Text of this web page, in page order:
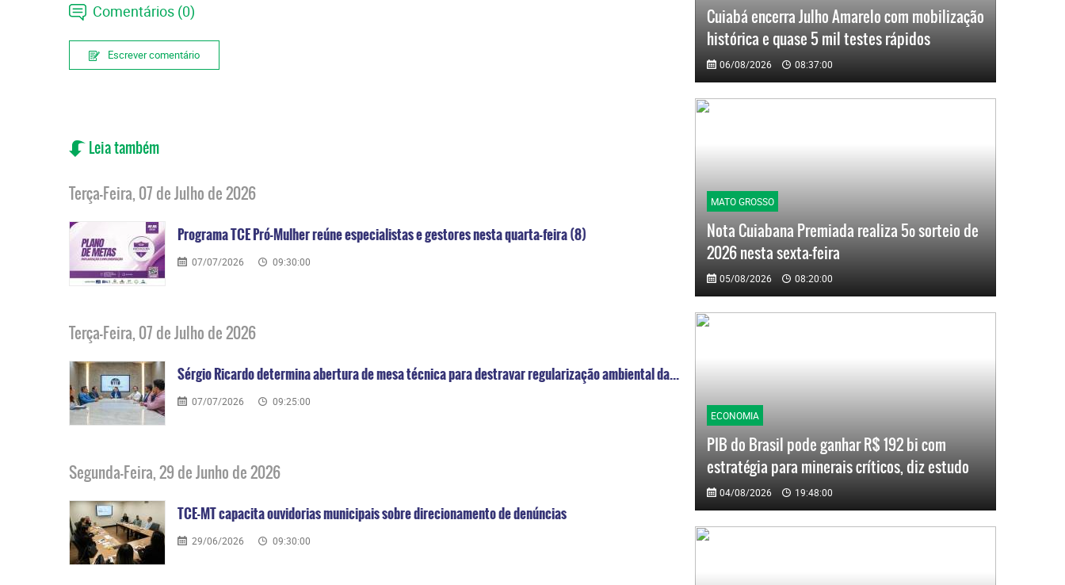
Comentários (0)
Escrever comentário
Leia também
Terça-Feira, 07 de Julho de 2026
Programa TCE Pró-Mulher reúne especialistas e gestores nesta quarta-feira (8)
07/07/2026 09:30:00
Terça-Feira, 07 de Julho de 2026
Sérgio Ricardo determina abertura de mesa técnica para destravar regularização ambiental da...
07/07/2026 09:25:00
Segunda-Feira, 29 de Junho de 2026
TCE-MT capacita ouvidorias municipais sobre direcionamento de denúncias
29/06/2026 09:30:00
Cuiabá encerra Julho Amarelo com mobilização
histórica e quase 5 mil testes rápidos
06/08/2026 08:37:00
MATO GROSSO
Nota Cuiabana Premiada realiza 5º sorteio de
2026 nesta sexta-feira
05/08/2026 08:20:00
ECONOMIA
PIB do Brasil pode ganhar R$ 192 bi com
estratégia para minerais críticos, diz estudo
04/08/2026 19:48:00